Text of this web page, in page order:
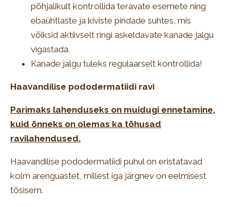
põhjalikult kontrollida teravate esemete ning
ebaühtlaste ja kiviste pindade suhtes, mis
võiksid aktiivselt ringi askeldavate kanade jalgu
vigastada.
Kanade jalgu tuleks regulaarselt kontrollida!
Haavandilise pododermatiidi ravi
Parimaks lahenduseks on muidugi ennetamine,
kuid õnneks on olemas ka tõhusad
ravilahendused.
Haavandilise pododermatiidi puhul on eristatavad
kolm arenguastet, millest iga järgnev on eelmisest
tõsisem.